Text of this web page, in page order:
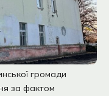
громади
за фактом